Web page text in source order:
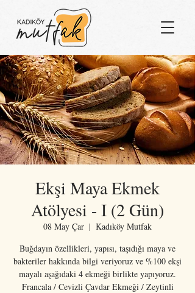
Ekşi Maya Ekmek
Atölyesi - I (2 Gün)
08 May Çar
  |
Kadıköy Mutfak
Buğdayın özellikleri, yapısı, taşıdığı maya ve
bakteriler hakkında bilgi veriyoruz ve %100 ekşi
mayalı aşağıdaki 4 ekmeği birlikte yapıyoruz.
Francala / Cevizli Çavdar Ekmeği / Zeytinli